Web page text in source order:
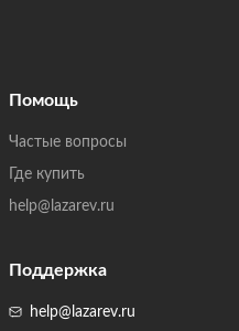
Помощь
Частые вопросы
Где купить
help@lazarev.ru
Поддержка
help@lazarev.ru